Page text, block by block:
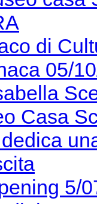
di
05/
Casa
5/